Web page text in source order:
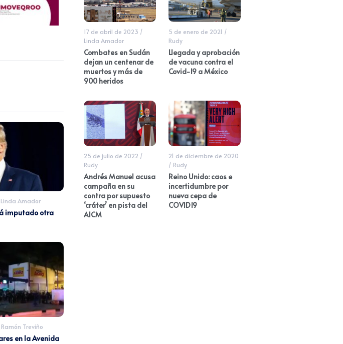
Linda Amador
imputado otra
Ramón Treviño
en la Avenida
17 de abril de 2023 /
Linda Amador
Combates en Sudán
dejan un centenar de
muertos y más de
900 heridos
5 de enero de 2021 /
Rudy
Llegada y aprobación
de vacuna contra el
Covid-19 a México
25 de julio de 2022 /
Rudy
Andrés Manuel acusa
campaña en su
contra por supuesto
‘cráter’ en pista del
AICM
21 de diciembre de 2020
/ Rudy
Reino Unido: caos e
incertidumbre por
nueva cepa de
COVID19